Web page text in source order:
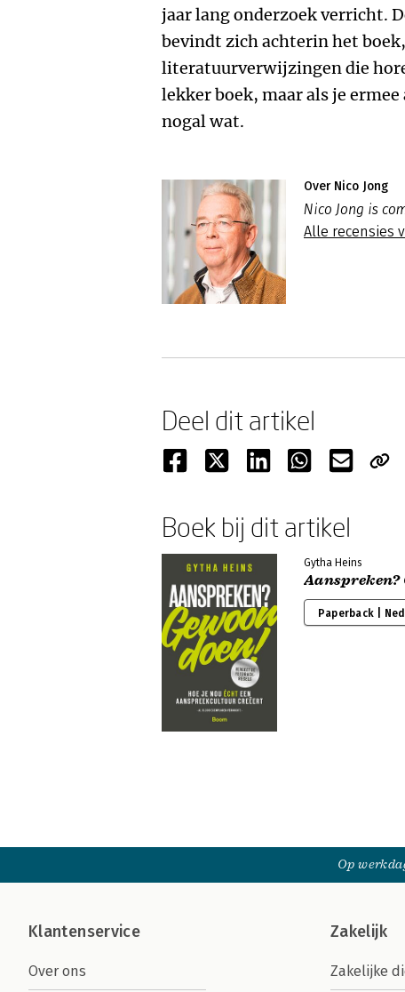
jaar lang onderzoek verricht.
bevindt zich achterin het
literatuurverwijzingen die
lekker boek, maar als je
nogal wat.
Over Nico Jong
Nico Jong is
Alle recensies
Deel dit artikel
Boek bij dit artikel
Gytha Heins
Aanspreken?
Paperback |
Op
Klantenservice
Over ons
Zakelijk
Zakelijke